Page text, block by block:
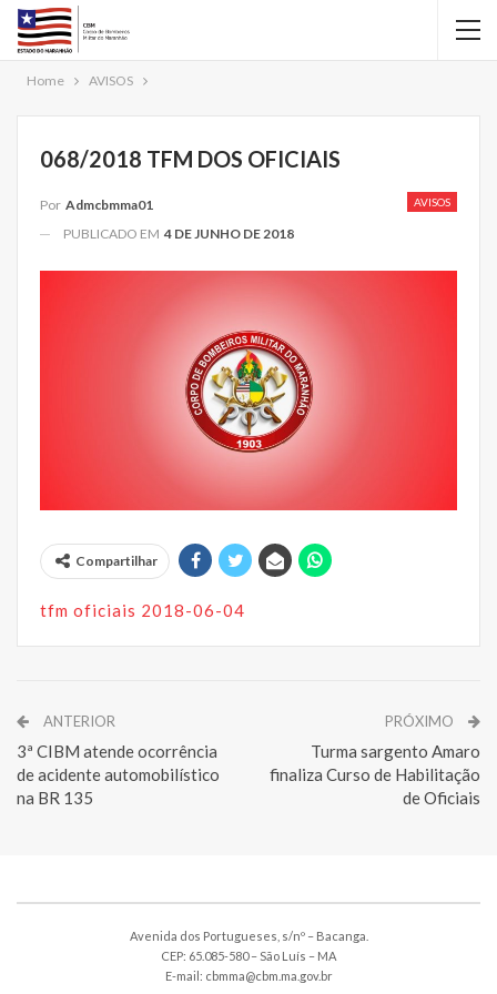
Home AVISOS
068/2018 TFM DOS OFICIAIS
AVISOS
Por Admcbmma01
PUBLICADO EM 4 DE JUNHO DE 2018
Compartilhar
tfm oficiais 2018-06-04
ANTERIOR
3ª CIBM atende ocorrência
de acidente automobilístico
na BR 135
PRÓXIMO
Turma sargento Amaro
finaliza Curso de Habilitação
de Oficiais
Avenida dos Portugueses, s/nº – Bacanga.
CEP: 65.085-580 – São Luís – MA
E-mail: cbmma@cbm.ma.gov.br